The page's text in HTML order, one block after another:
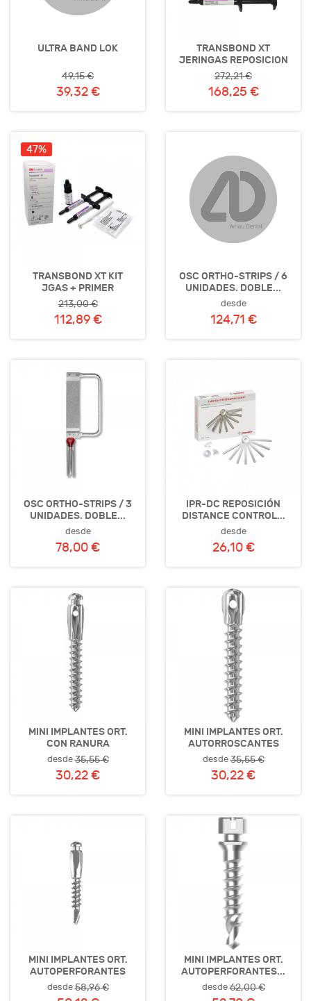
ULTRA BAND LOK
49,15 €
39,32 €
TRANSBOND XT
JERINGAS REPOSICION
272,21 €
168,25 €
47%
TRANSBOND XT KIT
JGAS + PRIMER
213,00 €
112,89 €
OSC ORTHO-STRIPS / 6
UNIDADES. DOBLE...
desde
124,71 €
OSC ORTHO-STRIPS / 3
UNIDADES. DOBLE...
desde
78,00 €
IPR-DC REPOSICIÓN
DISTANCE CONTROL...
desde
26,10 €
MINI IMPLANTES ORT.
CON RANURA
desde35,55 €
30,22 €
MINI IMPLANTES ORT.
AUTORROSCANTES
desde35,55 €
30,22 €
MINI IMPLANTES ORT.
AUTOPERFORANTES
desde58,96 €
MINI IMPLANTES ORT.
AUTOPERFORANTES...
desde62,00 €